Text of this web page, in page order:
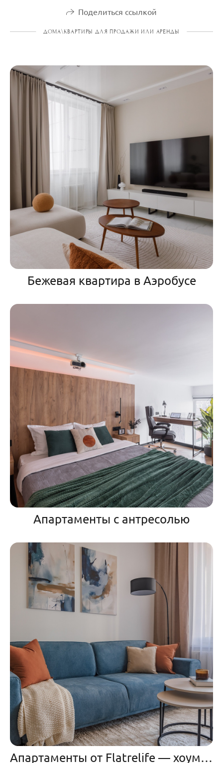
Поделиться ссылкой
ДОМА\КВАРТИРЫ ДЛЯ ПРОДАЖИ ИЛИ АРЕНДЫ
Бежевая квартира в Аэробусе
Апартаменты с антресолью
Апартаменты от Flatrelife — хоумстейджинг и комплектация под ключ